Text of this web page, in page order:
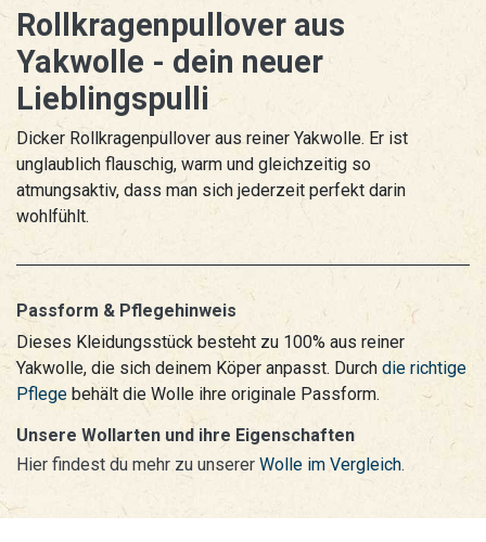
Rollkragenpullover aus
Yakwolle - dein neuer
Lieblingspulli
Dicker Rollkragenpullover aus reiner Yakwolle. Er ist
unglaublich flauschig, warm und gleichzeitig so
atmungsaktiv, dass man sich jederzeit perfekt darin
wohlfühlt.
Passform & Pflegehinweis
Dieses Kleidungsstück besteht zu 100% aus reiner
Yakwolle, die sich deinem Köper anpasst. Durch die richtige
Pflege behält die Wolle ihre originale Passform.
Unsere Wollarten und ihre Eigenschaften
Hier findest du mehr zu unserer Wolle im Vergleich.